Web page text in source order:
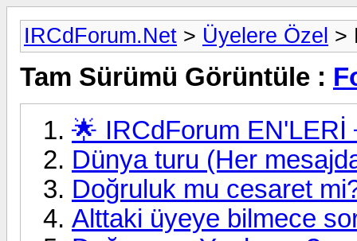
IRCdForum.Net > Üyelere Özel >
Tam Sürümü Görüntüle :
🌟 IRCdForum EN'LERİ
Dünya turu (Her
Doğruluk mu cesaret
Alttaki üyeye bilmece